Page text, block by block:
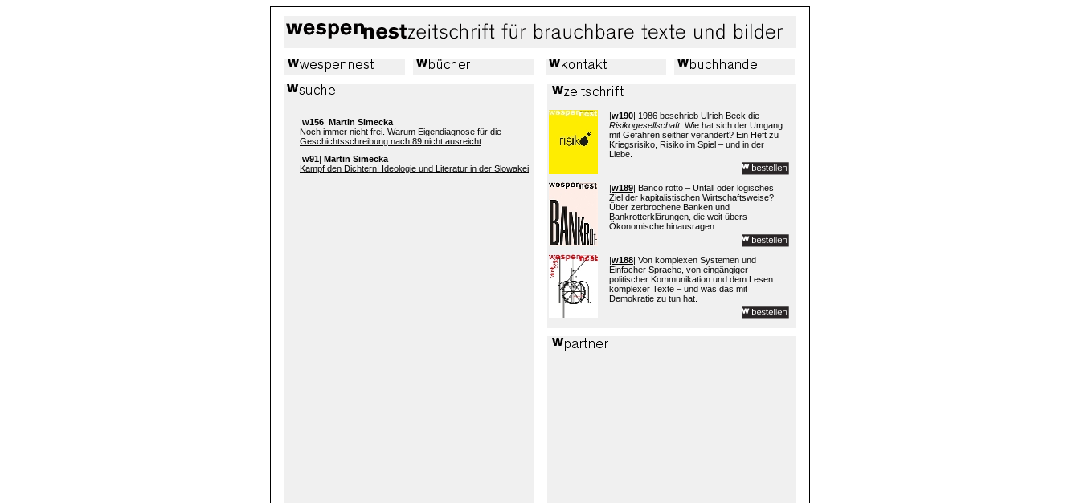
|w156| Martin Simecka
Noch immer nicht frei. Warum Eigendiagnose für die
Geschichtsschreibung nach 89 nicht ausreicht
w91
Martin Simecka
Kampf den Dichtern! Ideologie und Literatur in der Slowakei
|w190| 1986 beschrieb Ulrich Beck die
Risikogesellschaft. Wie hat sich der Umgang
mit Gefahren seither verändert? Ein Heft zu
Kriegsrisiko, Risiko im Spiel – und in der
Liebe.
|w189| Banco rotto – Unfall oder logisches
Ziel der kapitalistischen Wirtschaftsweise?
Über zerbrochene Banken und
Bankrotterklärungen, die weit übers
Ökonomische hinausragen.
|w188| Von komplexen Systemen und
Einfacher Sprache, von eingängiger
politischer Kommunikation und dem Lesen
komplexer Texte – und was das mit
Demokratie zu tun hat.